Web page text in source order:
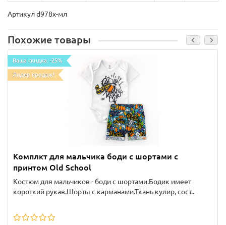
Артикул d978х-мл
Похожие товары
Ваша скидка: -25%
Лидер продаж!
Комплкт для мальчика боди с шортами с
принтом Old School
Костюм для мальчиков - боди с шортами.Бодик имеет
короткий рукав.Шорты с карманами.Ткань кулир, сост..